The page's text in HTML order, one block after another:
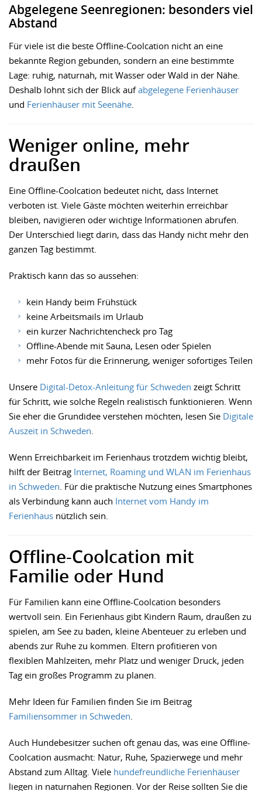
Abgelegene Seenregionen: besonders viel
Abstand
Für viele ist die beste Offline-Coolcation nicht an eine
bekannte Region gebunden, sondern an eine bestimmte
Lage: ruhig, naturnah, mit Wasser oder Wald in der Nähe.
Deshalb lohnt sich der Blick aufabgelegene Ferienhäuser
und Ferienhäuser mit Seenähe
Weniger online, mehr
draußen
Eine Offline-Coolcation bedeutet nicht, dass Internet
verboten ist. Viele Gäste möchten weiterhin erreichbar
bleiben, navigieren oder wichtige Informationen abrufen.
Der Unterschied liegt darin, dass das Handy nicht mehr den
ganzen Tag bestimmt.
Praktisch kann das so aussehen:
kein Handy beim Frühstück
keine Arbeitsmails im Urlaub
ein kurzer Nachrichtencheck pro Tag
Offline-Abende mit Sauna, Lesen oder Spielen
mehr Fotos für die Erinnerung, weniger sofortiges Teilen
Unsere Digital-Detox-Anleitung für Schweden zeigt Schritt
für Schritt, wie solche Regeln realistisch funktionieren. Wenn
Sie eher die Grundidee verstehen möchten, lesen Sie Digitale
Auszeit in Schweden
Wenn Erreichbarkeit im Ferienhaus trotzdem wichtig bleibt,
hilft der Beitrag Internet, Roaming und WLAN im Ferienhaus
in Schweden . Für die praktische Nutzung eines Smartphones
als Verbindung kann auch Internet vom Handy im
Ferienhaus nützlich sein.
Offline-Coolcation mit
Familie oder Hund
Für Familien kann eine Offline-Coolcation besonders
wertvoll sein. Ein Ferienhaus gibt Kindern Raum, draußen zu
spielen, am See zu baden, kleine Abenteuer zu erleben und
abends zur Ruhe zu kommen. Eltern profitieren von
flexiblen Mahlzeiten, mehr Platz und weniger Druck, jeden
Tag ein großes Programm zu planen.
Mehr Ideen für Familien finden Sie im Beitrag
Familiensommer in Schweden
Auch Hundebesitzer suchen oft genau das, was eine Offline-
Coolcation ausmacht: Natur, Ruhe, Spazierwege und mehr
Abstand zum Alltag. Viele hundefreundliche Ferienhäuser
liegen in naturnahen Regionen. Vor der Reise sollten Sie die